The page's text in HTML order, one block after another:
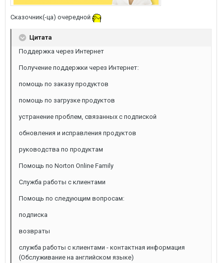
Сказочник(-ца) очередной
Цитата
Поддержка через Интернет
Получение поддержки через Интернет:
помощь по заказу продуктов
помощь по загрузке продуктов
устранение проблем, связанных с подпиской
обновления и исправления продуктов
руководства по продуктам
Помощь по Norton Online Family
Служба работы с клиентами
Помощь по следующим вопросам:
подписка
возвраты
служба работы с клиентами - контактная информация
(Обслуживание на английском языке)